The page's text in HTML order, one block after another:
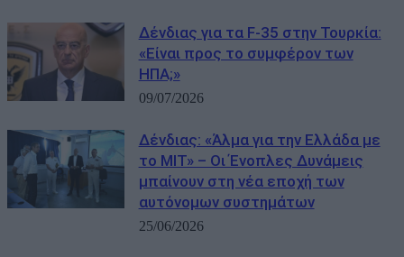
Δένδιας για τα F-35 στην Τουρκία:
«Είναι προς το συμφέρον των
ΗΠΑ;»
09/07/2026
Δένδιας: «Άλμα για την Ελλάδα με
το MIT» – Οι Ένοπλες Δυνάμεις
μπαίνουν στη νέα εποχή των
αυτόνομων συστημάτων
25/06/2026